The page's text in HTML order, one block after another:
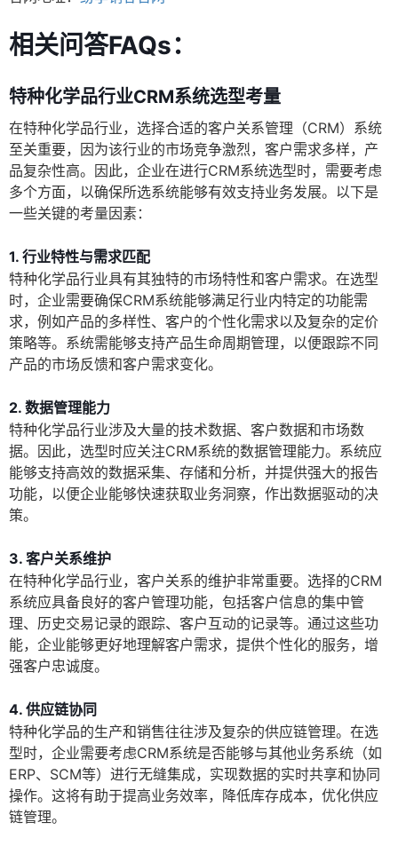
相关问答FAQs：
特种化学品行业CRM系统选型考量
在特种化学品行业，选择合适的客户关系管理（CRM）系统
至关重要，因为该行业的市场竞争激烈，客户需求多样，产
品复杂性高。因此，企业在进行CRM系统选型时，需要考虑
多个方面，以确保所选系统能够有效支持业务发展。以下是
一些关键的考量因素：
1. 行业特性与需求匹配
特种化学品行业具有其独特的市场特性和客户需求。在选型
时，企业需要确保CRM系统能够满足行业内特定的功能需
求，例如产品的多样性、客户的个性化需求以及复杂的定价
策略等。系统需能够支持产品生命周期管理，以便跟踪不同
产品的市场反馈和客户需求变化。
2. 数据管理能力
特种化学品行业涉及大量的技术数据、客户数据和市场数
据。因此，选型时应关注CRM系统的数据管理能力。系统应
能够支持高效的数据采集、存储和分析，并提供强大的报告
功能，以便企业能够快速获取业务洞察，作出数据驱动的决
策。
3. 客户关系维护
在特种化学品行业，客户关系的维护非常重要。选择的CRM
系统应具备良好的客户管理功能，包括客户信息的集中管
理、历史交易记录的跟踪、客户互动的记录等。通过这些功
能，企业能够更好地理解客户需求，提供个性化的服务，增
强客户忠诚度。
4. 供应链协同
特种化学品的生产和销售往往涉及复杂的供应链管理。在选
型时，企业需要考虑CRM系统是否能够与其他业务系统（如
ERP、SCM等）进行无缝集成，实现数据的实时共享和协同
操作。这将有助于提高业务效率，降低库存成本，优化供应
链管理。